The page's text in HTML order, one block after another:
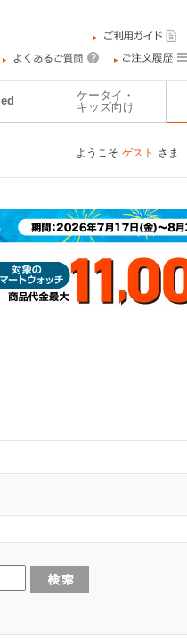
ケータイ・
キッズ向け
ようこそ ゲスト さま